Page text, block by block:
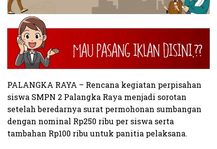
PALANGKA RAYA – Rencana kegiatan perpisahan
siswa SMPN 2 Palangka Raya menjadi sorotan
setelah beredarnya surat permohonan sumbangan
dengan nominal Rp250 ribu per siswa serta
tambahan Rp100 ribu untuk panitia pelaksana.